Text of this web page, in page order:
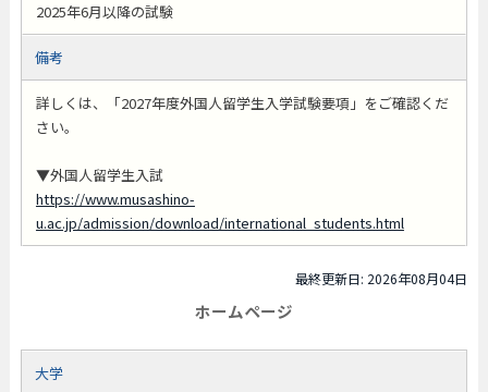
2025年6月以降の試験
備考
詳しくは、「2027年度外国人留学生入学試験要項」をご確認くだ
さい。
▼外国人留学生入試
https://www.musashino-
u.ac.jp/admission/download/international_students.html
最終更新日: 2026年08月04日
ホームページ
大学